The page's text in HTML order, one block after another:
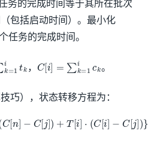
务的完成时间等于其所在批次
包括启动时间）。最小化
任务的完成时间。
1 ， C[i] k=1 。
巧），状态转移方程为：
S⋅(C[n C[j])+ T [i]⋅( [i]−C )}